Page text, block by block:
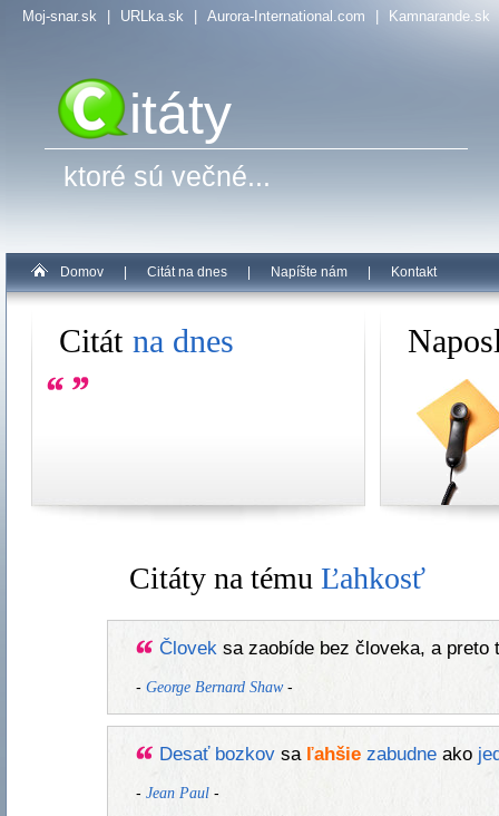
Moj-snar.sk URLka.sk Aurora-International.com Kamnarande.sk
itáty
ktoré sú večné...
Domov Citát na dnes Napíšte nám Kontakt
Citát na dnes
Citáty na tému Ľahkosť
Človeksa zaobíde bez človeka, a preto
- George Bernard Shaw-
Desať bozkovsa ľahšie zabudneako
- Jean Paul-